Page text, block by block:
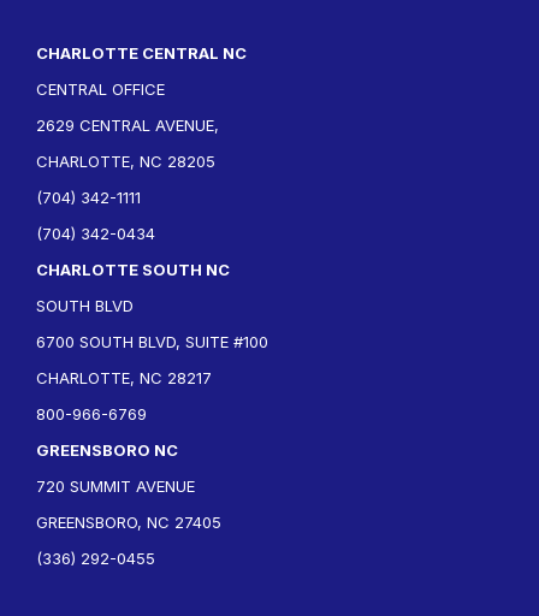
CHARLOTTE CENTRAL NC
CENTRAL OFFICE
2629 CENTRAL AVENUE,
CHARLOTTE, NC 28205
(704) 342-1111
(704) 342-0434
CHARLOTTE SOUTH NC
SOUTH BLVD
6700 SOUTH BLVD, SUITE #100
CHARLOTTE, NC 28217
800-966-6769
GREENSBORO NC
720 SUMMIT AVENUE
GREENSBORO, NC 27405
(336) 292-0455